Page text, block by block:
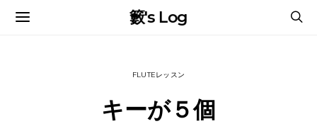
籔's Log
FLUTEレッスン
キーが５個